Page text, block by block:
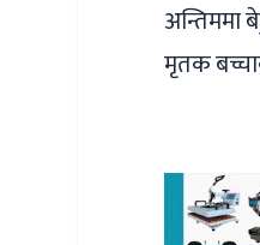
अन्तिममा
मृतक